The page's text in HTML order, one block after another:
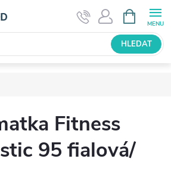
NÁKUPNÍ
KOŠÍK
HLEDAT
Fitness
95 fialová/